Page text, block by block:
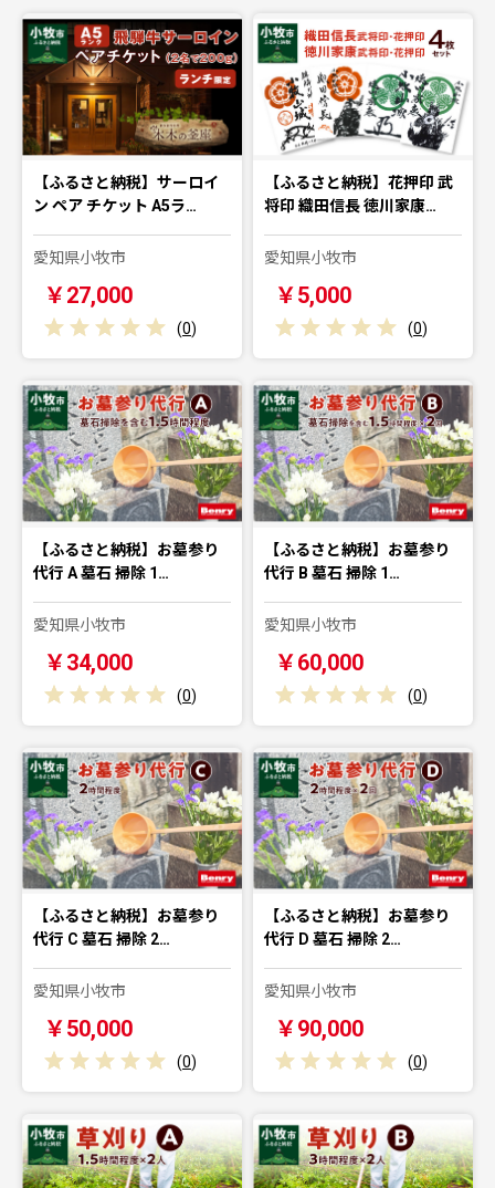
【ふるさと納税】サーロイ
ン ペア チケット A5ラ…
愛知県小牧市
￥27,000
(0)
【ふるさと納税】花押印 武
将印 織田信長 徳川家康…
愛知県小牧市
￥5,000
(0)
【ふるさと納税】お墓参り
代行 A 墓石 掃除 1…
愛知県小牧市
￥34,000
(0)
【ふるさと納税】お墓参り
代行 B 墓石 掃除 1…
愛知県小牧市
￥60,000
(0)
【ふるさと納税】お墓参り
代行 C 墓石 掃除 2…
愛知県小牧市
￥50,000
(0)
【ふるさと納税】お墓参り
代行 D 墓石 掃除 2…
愛知県小牧市
￥90,000
(0)